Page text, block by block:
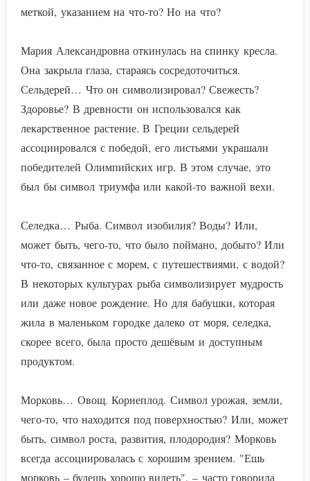
меткой, указанием на что-то? Но на что?
Мария Александровна откинулась на спинку кресла.
Она закрыла глаза, стараясь сосредоточиться.
Сельдерей… Что он символизировал? Свежесть?
Здоровье? В древности он использовался как
лекарственное растение. В Греции сельдерей
ассоциировался с победой, его листьями украшали
победителей Олимпийских игр. В этом случае, это
был бы символ триумфа или какой-то важной вехи.
Селедка… Рыба. Символ изобилия? Воды? Или,
может быть, чего-то, что было поймано, добыто? Или
что-то, связанное с морем, с путешествиями, с водой?
В некоторых культурах рыба символизирует мудрость
или даже новое рождение. Но для бабушки, которая
жила в маленьком городке далеко от моря, селедка,
скорее всего, была просто дешёвым и доступным
продуктом.
Морковь… Овощ. Корнеплод. Символ урожая, земли,
чего-то, что находится под поверхностью? Или, может
быть, символ роста, развития, плодородия? Морковь
всегда ассоциировалась с хорошим зрением. "Ешь
морковь – будешь хорошо видеть", – часто говорила